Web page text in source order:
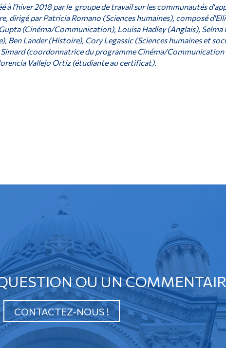
à l'hiver 2018 par le groupe de travail sur les communautés
dirigé par Patricia Romano (Sciences humaines), composé
(Cinéma/Communication), Louisa Hadley (Anglais), Selma
Ben Lander (Histoire), Cory Legassic (Sciences humaines et
(coordonnatrice du programme Cinéma/Communication
Vallejo Ortiz (étudiante au certificat).
OU UN
CONTACTEZ-NOUS !